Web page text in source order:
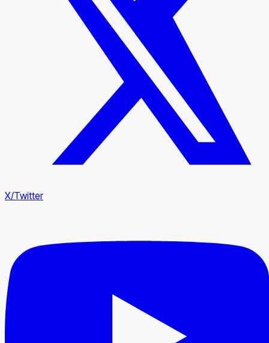
X/Twitter